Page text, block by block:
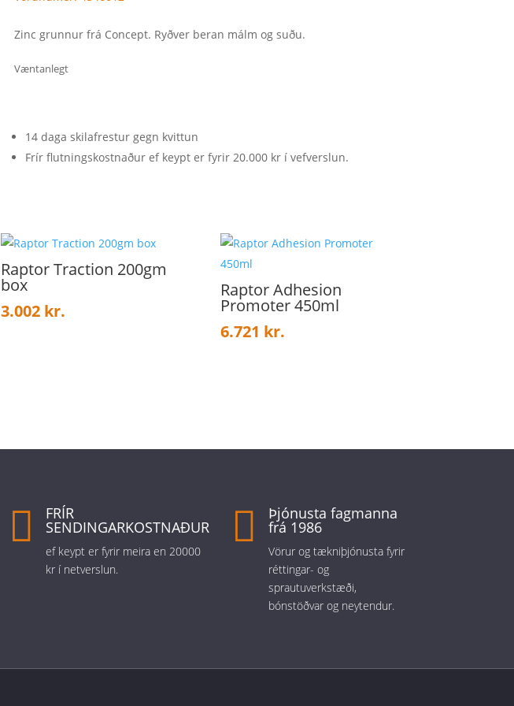
Zinc grunnur frá Concept. Ryðver beran málm og suðu.
Væntanlegt
14 daga skilafrestur gegn kvittun
Frír flutningskostnaður ef keypt er fyrir 20.000 kr í vefverslun.
Raptor Traction 200gm
box
3.002 kr.
Raptor Adhesion
Promoter 450ml
6.721 kr.
 FRÍR
SENDINGARKOSTNAÐUR
ef keypt er fyrir meira en 20000
kr í netverslun.
 Þjónusta fagmanna
frá 1986
Vörur og tækniþjónusta fyrir
réttingar- og
sprautuverkstæði,
bónstöðvar og neytendur.